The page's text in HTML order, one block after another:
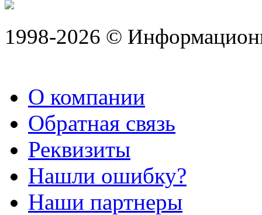
1998-2026 ©
О компании
Обратная связь
Реквизиты
Нашли ошибку?
Наши партнеры